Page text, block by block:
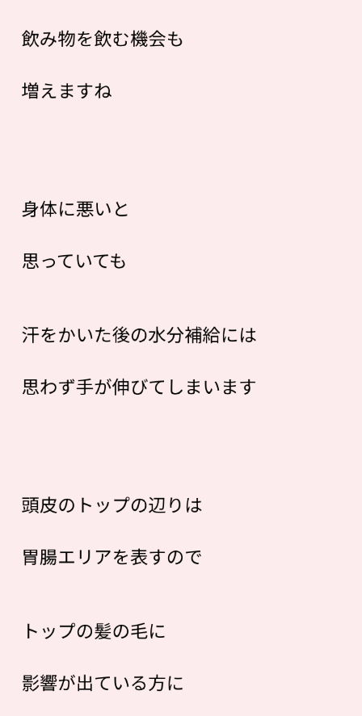
飲み物を飲む機会も
増えますね
身体に悪いと
思っていても
汗をかいた後の水分補給には
思わず手が伸びてしまいます
頭皮のトップの辺りは
胃腸エリアを表すので
トップの髪の毛に
影響が出ている方に